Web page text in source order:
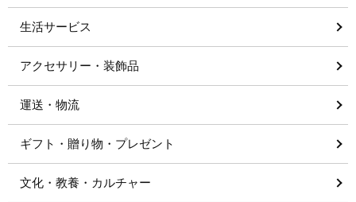
生活サービス
アクセサリー・装飾品
運送・物流
ギフト・贈り物・プレゼント
文化・教養・カルチャー